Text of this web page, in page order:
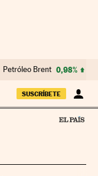
Petróleo Brent 0,98%
SUSCRÍBETE